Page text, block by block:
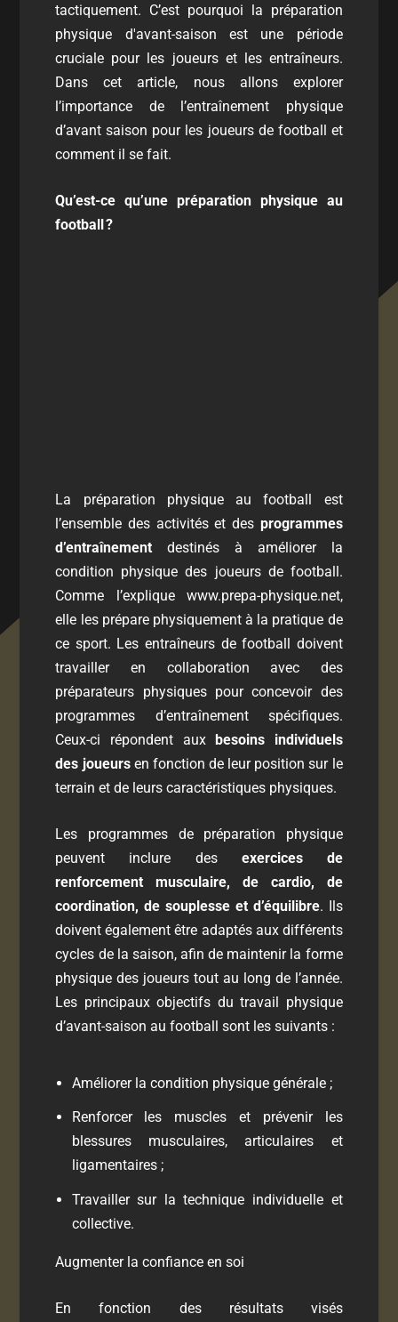
tactiquement. C’est pourquoi la préparation
physique d'avant-saison est une période
cruciale pour les joueurs et les entraîneurs.
Dans cet article, nous allons explorer
l’importance de l’entraînement physique
d’avant saison pour les joueurs de football et
comment il se fait.
Qu’est-ce qu’une préparation physique au
football
?
La préparation physique au football est
l’ensemble des activités et des programmes
d’entraînementdestinés à améliorer la
condition physique des joueurs de football.
Comme l’explique www.prepa-physique.net,
elle les prépare physiquement à la pratique de
ce sport. Les entraîneurs de football doivent
travailler en collaboration avec des
préparateurs physiques pour concevoir des
programmes d’entraînement spécifiques.
Ceux-ci répondent auxbesoins individuels
des joueursen fonction de leur position sur le
terrain et de leurs caractéristiques physiques.
Les programmes de préparation physique
peuvent inclure des exercices de
renforcement musculaire, de cardio, de
coordination, de souplesse et d’équilibre. Ils
doivent également être adaptés aux différents
cycles de la saison, afin de maintenir la forme
physique des joueurs tout au long de l’année.
Les principaux objectifs du travail physique
d’avant-saison au football sont les suivants :
Améliorer la condition physique générale ;
Renforcer les muscles et prévenir les
blessures musculaires, articulaires et
ligamentaires ;
Travailler sur la technique individuelle et
collective.
Augmenter la confiance en soi
En fonction des résultats visés